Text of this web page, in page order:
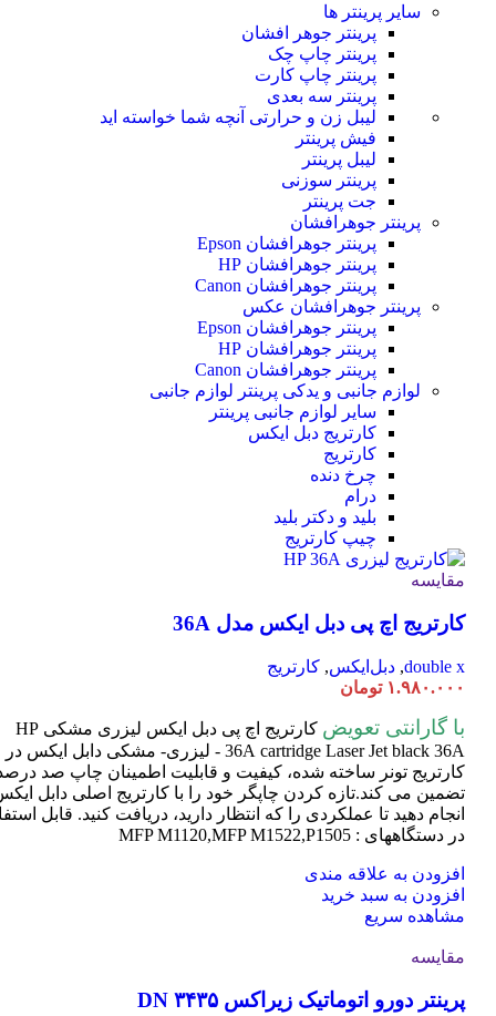
سایر پرینتر ها
پرینتر جوهر افشان
پرینتر چاپ چک
پرینتر چاپ کارت
پرینتر سه بعدی
لیبل زن و حرارتی آنچه شما خواسته اید
فیش پرینتر
لیبل پرینتر
پرینتر سوزنی
جت پرینتر
پرینتر جوهرافشان
پرینتر جوهرافشان Epson
پرینتر جوهرافشان HP
پرینتر جوهرافشان Canon
پرینتر جوهرافشان عکس
پرینتر جوهرافشان Epson
پرینتر جوهرافشان HP
پرینتر جوهرافشان Canon
لوازم جانبی و یدکی پرینتر لوازم جانبی
سایر لوازم جانبی پرینتر
کارتریج دبل ایکس
کارتریج
چرخ دنده
درام
بلید و دکتر بلید
چیپ کارتریج
مقایسه
کارتریج اچ پی دبل ایکس مدل 36A
double x
, دبل‌ایکس, کارتریج
۱.۹۸۰.۰۰۰ تومان
با گارانتی تعویض
کارتریج اچ پی دبل ایکس لیزری مشکی HP
36A cartridge Laser
Jet black 36A - لیزری- مشکی دابل ایکس در
کارتریج تونر ساخته شده، کیفیت و قابلیت اطمینان چاپ صد
تضمین می کند.تازه کردن چاپگر خود را با کارتریج اصلی دابل
انجام دهید تا عملکردی را که انتظار دارید، دریافت کنید. قابل
در دستگاههای : MFP M1120,MFP M1522,P1505
افزودن به علاقه مندی
افزودن به سبد خرید
مشاهده سریع
مقایسه
پرینتر دورو اتوماتیک زیراکس DN ۳۴۳۵